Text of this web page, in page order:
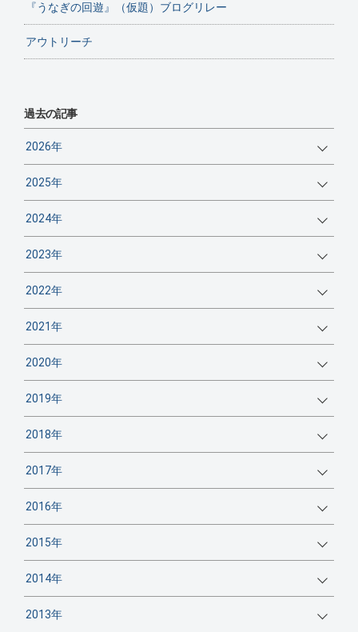
『うなぎの回遊』（仮題）ブログリレー
アウトリーチ
過去の記事
2026年
2025年
2024年
2023年
2022年
2021年
2020年
2019年
2018年
2017年
2016年
2015年
2014年
2013年